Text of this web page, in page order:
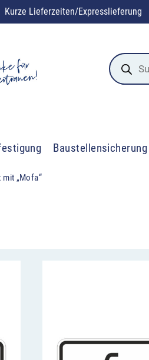
Kurze Lieferzeiten/Expresslieferung
Products
search
Baustellensicherung
„Mofa“